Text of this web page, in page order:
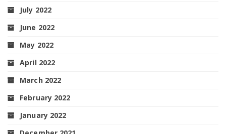
July 2022
June 2022
May 2022
April 2022
March 2022
February 2022
January 2022